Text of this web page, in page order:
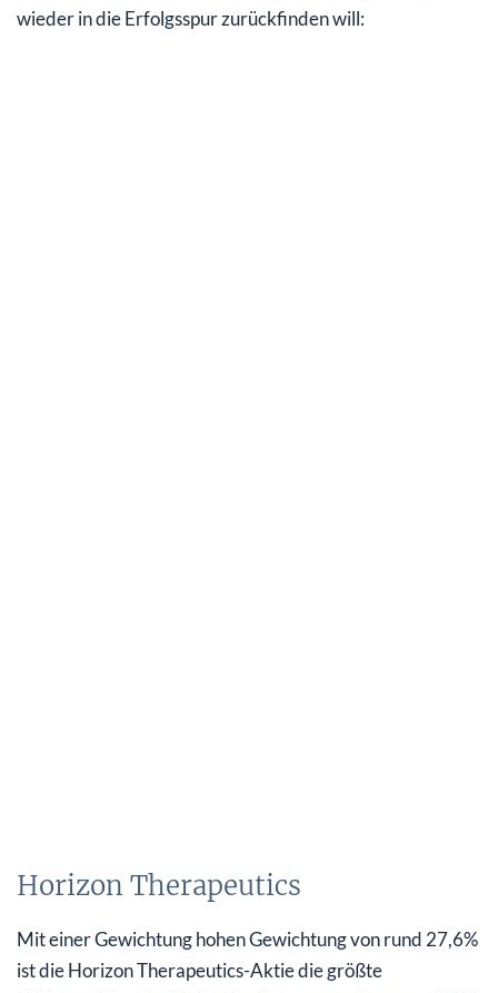
wieder in die Erfolgsspur zurückfinden will:
Horizon Therapeutics
Mit einer Gewichtung hohen Gewichtung von rund 27,6%
ist die Horizon Therapeutics-Aktie die größte